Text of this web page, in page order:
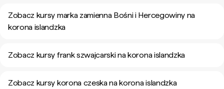
Zobacz kursy marka zamienna Bośni i Hercegowiny na
korona islandzka
Zobacz kursy frank szwajcarski na korona islandzka
Zobacz kursy korona czeska na korona islandzka